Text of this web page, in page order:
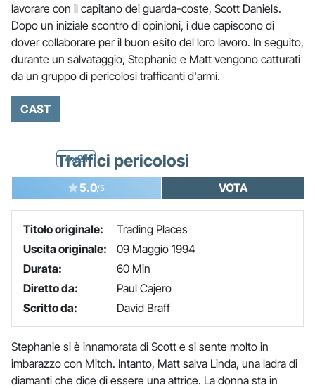
lavorare con il capitano dei guarda-coste, Scott Daniels.
Dopo un iniziale scontro di opinioni, i due capiscono di
dover collaborare per il buon esito del loro lavoro. In seguito,
durante un salvataggio, Stephanie e Matt vengono catturati
da un gruppo di pericolosi trafficanti d'armi.
CAST
4x21
Traffici pericolosi
5.0/5 VOTA
Titolo originale:
Trading Places
Uscita originale:
09 Maggio 1994
Durata:
60 Min
Diretto da:
Paul Cajero
Scritto da:
David Braff
Stephanie si è innamorata di Scott e si sente molto in
imbarazzo con Mitch. Intanto, Matt salva Linda, una ladra di
diamanti che dice di essere una attrice. La donna sta in